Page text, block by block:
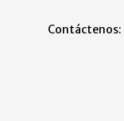
Contáctenos: